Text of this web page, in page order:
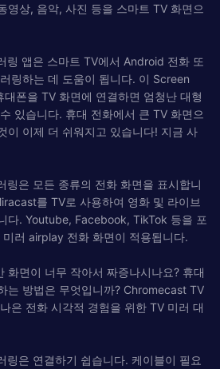
영상, 음악, 사진 등을 스마트 TV 화면으
링 앱은 스마트 TV에서 Android 전화 또
링하는 데 도움이 됩니다. 이 Screen
폰을 TV 화면에 연결하면 엄청난 대형
있습니다. 휴대 전화에서 큰 TV 화면으
이 이제 더 쉬워지고 있습니다! 지금 사
링은 모든 종류의 전화 화면을 표시합니
를 TV로 사용하여 영화 및 라이브
다. Youtube, Facebook, TikTok 등을 포
러 airplay 전화 화면이 적용됩니다.
화면이 너무 작아서 짜증나시나요? 휴대
는 방법은 무엇입니까? Chromecast TV
은 전화 시각적 경험을 위한 TV 미러 대
링은 연결하기 쉽습니다. 케이블이 필요